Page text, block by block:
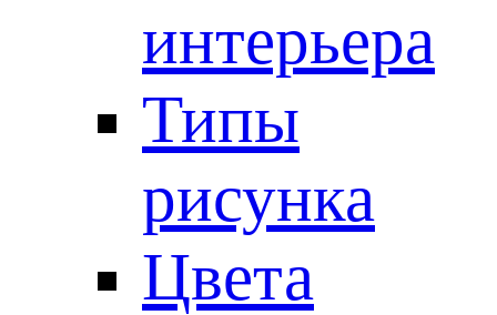
интерьера
Типы
рисунка
Цвета